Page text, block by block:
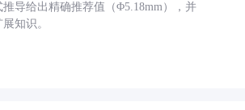
推导给出精确推荐值（Φ5.18mm），并
知识。